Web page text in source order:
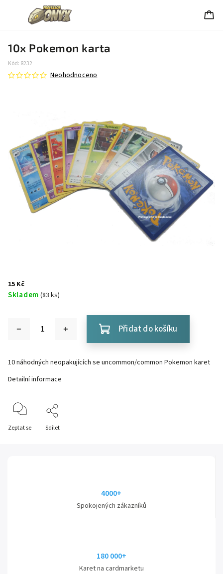
10x Pokemon karta
Kód: 8232
Neohodnoceno
15 Kč
Skladem (83 ks)
Přidat do košíku
10 náhodných neopakujících se uncommon/common Pokemon karet
Detailní informace
Zeptat se Sdílet
4000+
Spokojených zákazníků
180 000+
Karet na cardmarketu